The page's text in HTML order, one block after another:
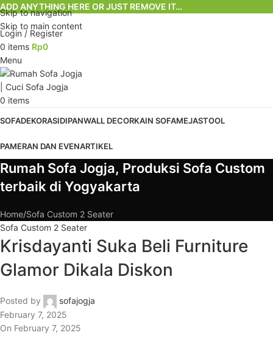
Skip to navigation
Skip to main content
ADD ANYTHING HERE OR JUST REMOVE IT…
Login / Register
0 items Rp0
Menu
0 items
SOFADEKORASIDIPANWALL DECORKAIN SOFAMEJASTOOL
PAMERAN DAN EVENARTIKEL
Rumah Sofa Jogja, Produksi Sofa Custom
terbaik di Yogyakarta
Home Sofa Custom 2 Seater
Sofa Custom 2 Seater
Krisdayanti Suka Beli Furniture
Glamor Dikala Diskon
Posted by
sofajogja
February 7, 2025
On February 7, 2025